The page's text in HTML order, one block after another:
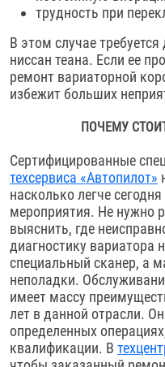
трудность при
В этом случае
ниссан теана. Если ее
ремонт вариаторной
избежит больших
ПОЧЕМУ
Сертифицированные
техсервиса «Автопилот»
насколько легче
мероприятия. Не нужно
выяснить, где
диагностику вариатора
специальный сканер, а
неполадки.
имеет массу
лет в данной отрасли.
определенных
квалификации. В